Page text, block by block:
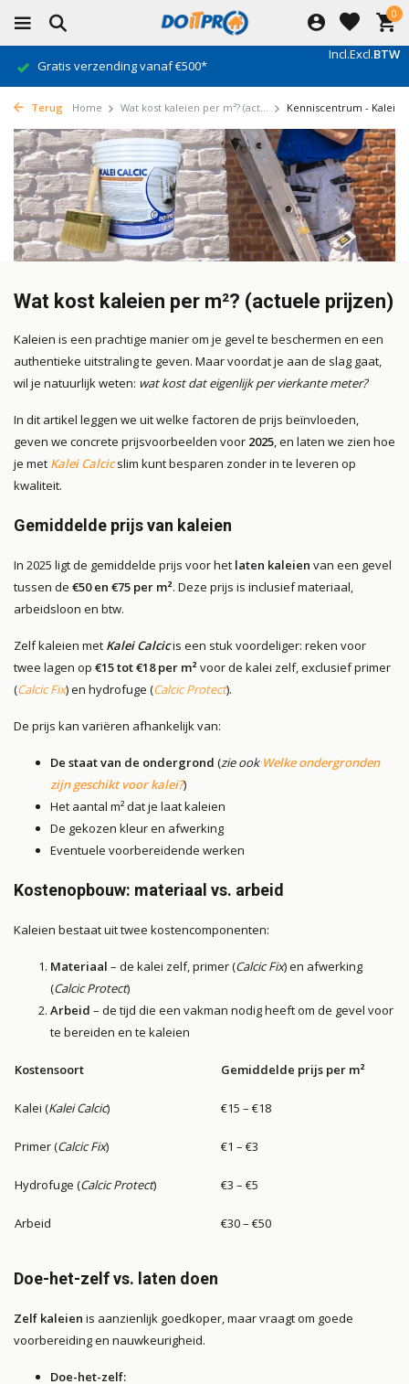
0
Incl.Excl.BTW
Gratis verzending vanaf €500*
Terug Home Wat kost kaleien per m²? (act... Kenniscentrum - Kalei
Wat kost kaleien per m²? (actuele prijzen)
Kaleien is een prachtige manier om je gevel te beschermen en een
authentieke uitstraling te geven. Maar voordat je aan de slag gaat,
wil je natuurlijk weten: wat kost dat eigenlijk per vierkante meter?
In dit artikel leggen we uit welke factoren de prijs beïnvloeden,
geven we concrete prijsvoorbeelden voor 2025, en laten we zien hoe
je met Kalei Calcicslim kunt besparen zonder in te leveren op
kwaliteit.
Gemiddelde prijs van kaleien
In 2025 ligt de gemiddelde prijs voor het laten kaleien van een gevel
tussen de €50 en €75 per m². Deze prijs is inclusief materiaal,
arbeidsloon en btw.
Zelf kaleien met Kalei Calcicis een stuk voordeliger: reken voor
twee lagen op €15 tot €18 per m²voor de kalei zelf, exclusief primer
(Calcic Fix) en hydrofuge (Calcic Protect).
De prijs kan variëren afhankelijk van:
De staat van de ondergrond (zie ook Welke ondergronden
zijn geschikt voor kalei?)
Het aantal m² dat je laat kaleien
De gekozen kleur en afwerking
Eventuele voorbereidende werken
Kostenopbouw: materiaal vs. arbeid
Kaleien bestaat uit twee kostencomponenten:
Materiaal – de kalei zelf, primer (Calcic Fix) en afwerking
(Calcic Protect)
Arbeid – de tijd die een vakman nodig heeft om de gevel voor
te bereiden en te kaleien
Kostensoort Gemiddelde prijs per m²
Kalei (Kalei Calcic) €15 – €18
Primer (Calcic Fix) €1 – €3
Hydrofuge (Calcic Protect) €3 – €5
Arbeid €30 – €50
Doe-het-zelf vs. laten doen
Zelf kaleien is aanzienlijk goedkoper, maar vraagt om goede
voorbereiding en nauwkeurigheid.
Doe-het-zelf: